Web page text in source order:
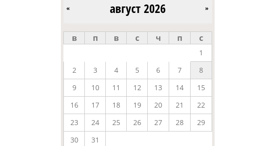
август 2026
« »
в п в с ч п с
1
2
3 4 5 6 7
8
9
10 11 12 13 14
15
16
17 18 19 20 21
22
23
24 25 26 27 28
29
30
31